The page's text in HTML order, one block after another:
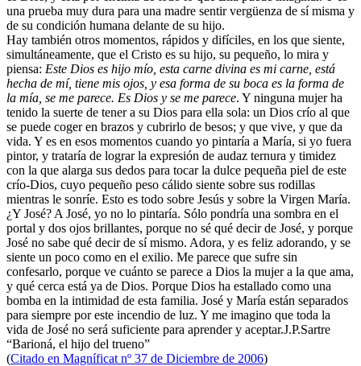
una prueba muy dura para una madre sentir vergüenza de sí misma y
de su condición humana delante de su hijo.
Hay también otros momentos, rápidos y difíciles, en los que siente,
simultáneamente, que el Cristo es su hijo, su pequeño, lo mira y
piensa: Este Dios es hijo mío, esta carne divina es mi carne, está
hecha de mí, tiene mis ojos, y esa forma de su boca es la forma de
la mía, se me parece. Es Dios y se me parece. Y ninguna mujer ha
tenido la suerte de tener a su Dios para ella sola: un Dios crío al que
se puede coger en brazos y cubrirlo de besos; y que vive, y que da
vida. Y es en esos momentos cuando yo pintaría a María, si yo fuera
pintor, y trataría de lograr la expresión de audaz ternura y timidez
con la que alarga sus dedos para tocar la dulce pequeña piel de este
crío-Dios, cuyo pequeño peso cálido siente sobre sus rodillas
mientras le sonríe. Esto es todo sobre Jesús y sobre la Virgen María.
¿Y José? A José, yo no lo pintaría. Sólo pondría una sombra en el
portal y dos ojos brillantes, porque no sé qué decir de José, y porque
José no sabe qué decir de sí mismo. Adora, y es feliz adorando, y se
siente un poco como en el exilio. Me parece que sufre sin
confesarlo, porque ve cuánto se parece a Dios la mujer a la que ama,
y qué cerca está ya de Dios. Porque Dios ha estallado como una
bomba en la intimidad de esta familia. José y María están separados
para siempre por este incendio de luz. Y me imagino que toda la
vida de José no será suficiente para aprender y aceptar.J.P.Sartre
“Barioná, el hijo del trueno”
(Citado en Magní­ficat nº 37 de Diciembre de 2006)